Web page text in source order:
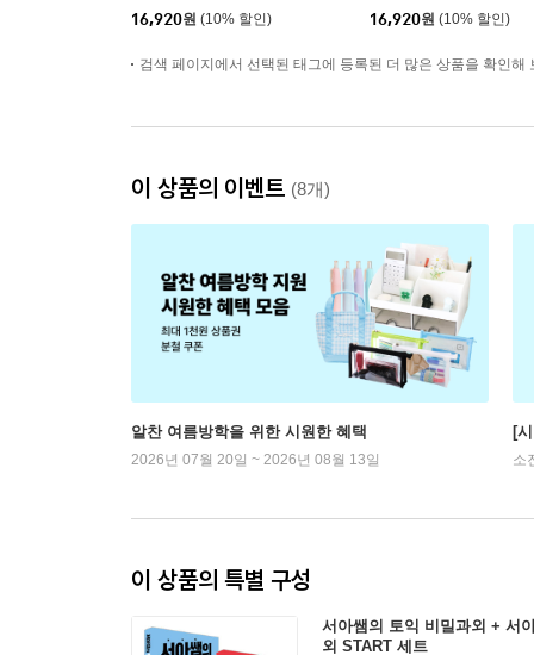
16,920원 (10% 할인)
16,920원 (10% 할인)
검색 페이지에서 선택된 태그에 등록된 더 많은 상품을 확인해
이 상품의 이벤트 (8개)
알찬 여름방학을 위한 시원한 혜택
2026년 07월 20일 ~ 2026년 08월 13일
[
소
이 상품의 특별 구성
서아쌤의 토익 비밀과외 + 서
외 START 세트